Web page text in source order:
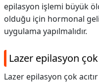
epilasyon işlemi büyük
olduğu için hormonal
uygulama yapılmalıdır.
Lazer epilasyon çok
Lazer epilasyon çok acıtır